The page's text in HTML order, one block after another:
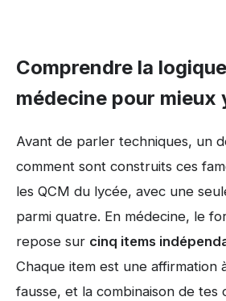
Comprendre la
médecine pour mieux
Avant de parler techniques, un
comment sont construits ces
les QCM du lycée, avec une
parmi quatre. En médecine, le
repose sur cinq items
Chaque item est une affirmation
fausse, et la combinaison de tes